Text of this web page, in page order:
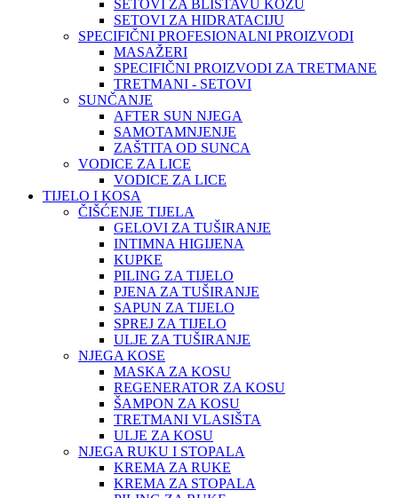
SETOVI ZA BLISTAVU KOŽU
SETOVI ZA HIDRATACIJU
SPECIFIČNI PROFESIONALNI PROIZVODI
MASAŽERI
SPECIFIČNI PROIZVODI ZA TRETMANE
TRETMANI - SETOVI
SUNČANJE
AFTER SUN NJEGA
SAMOTAMNJENJE
ZAŠTITA OD SUNCA
VODICE ZA LICE
VODICE ZA LICE
TIJELO I KOSA
ČIŠĆENJE TIJELA
GELOVI ZA TUŠIRANJE
INTIMNA HIGIJENA
KUPKE
PILING ZA TIJELO
PJENA ZA TUŠIRANJE
SAPUN ZA TIJELO
SPREJ ZA TIJELO
ULJE ZA TUŠIRANJE
NJEGA KOSE
MASKA ZA KOSU
REGENERATOR ZA KOSU
ŠAMPON ZA KOSU
TRETMANI VLASIŠTA
ULJE ZA KOSU
NJEGA RUKU I STOPALA
KREMA ZA RUKE
KREMA ZA STOPALA